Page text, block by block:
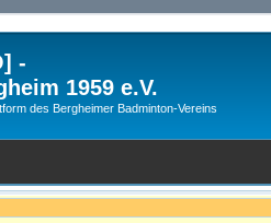
-
1959 e.V.
des Bergheimer Badminton-Vereins